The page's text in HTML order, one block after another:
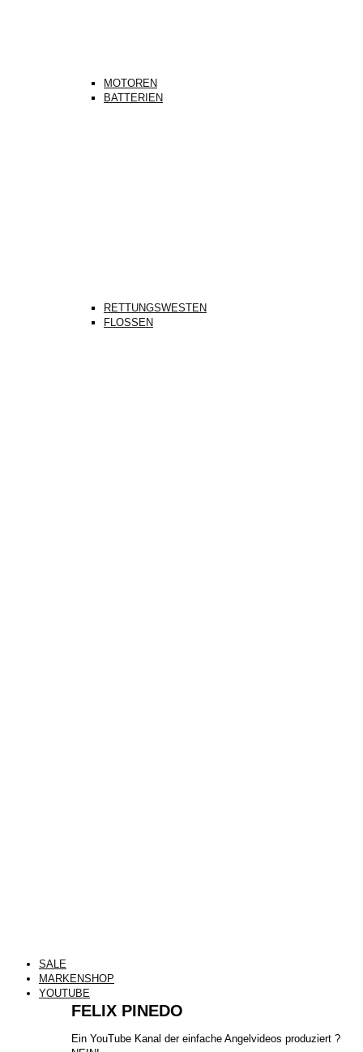
MOTOREN
BATTERIEN
RETTUNGSWESTEN
FLOSSEN
SALE
MARKENSHOP
YOUTUBE
FELIX PINEDO
​Ein YouTube Kanal der einfache Angelvideos produziert ?